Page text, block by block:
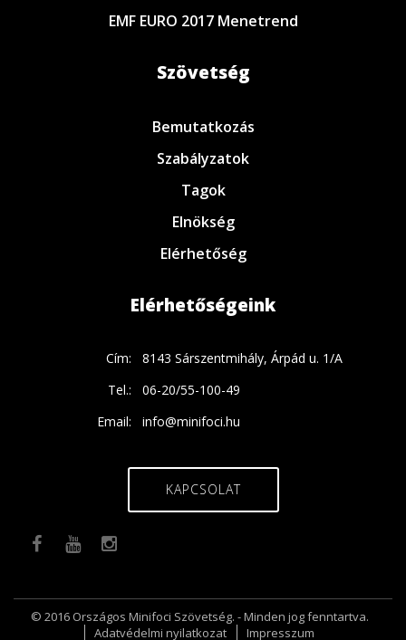
EMF EURO 2017 Menetrend
Szövetség
Bemutatkozás
Szabályzatok
Tagok
Elnökség
Elérhetőség
Elérhetőségeink
Cím:
8143 Sárszentmihály, Árpád u. 1/A
Tel.:
06-20/55-100-49
Email:
info@minifoci.hu
KAPCSOLAT
© 2016 Országos Minifoci Szövetség. - Minden jog fenntartva.
Adatvédelmi nyilatkozat
Impresszum